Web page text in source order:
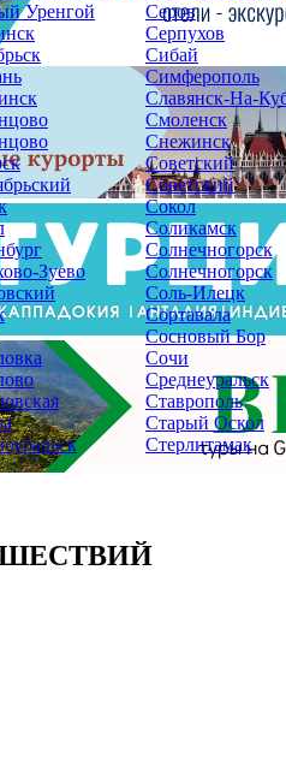
Уренгой
Зуево
Серов
Серпухов
Сибай
Симферополь
Славянск-На-
Смоленск
Снежинск
Советский
Советский
Сокол
Соликамск
Солнечногорск
Солнечногорск
Соль-Илецк
Сортавала
Сосновый Бор
Сочи
Среднеуральск
Ставрополь
Старый Оскол
Стерлитамак